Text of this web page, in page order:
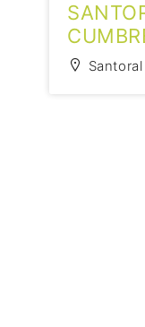
Santoral